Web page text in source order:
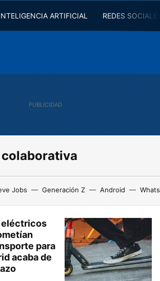
ARTIFICIAL REDES
Jobs Generación Z Android
eléctricos
para
acaba de